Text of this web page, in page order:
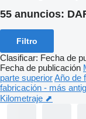
55 anuncios:
Filtro
Clasificar: Fecha de
Fecha de publicación
parte superiorAño de
fabricación - más
Kilometraje ⬈